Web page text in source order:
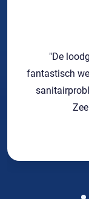
"De
fantastisch